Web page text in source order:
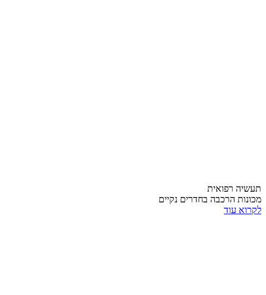
תעשיה רפואית
מכונות הרכבה בחדרים נקיים
לקרוא עוד